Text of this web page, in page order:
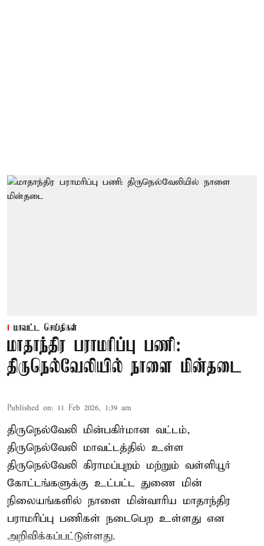
மாவட்ட செய்திகள்
மாதாந்திர பராமரிப்பு பணி:
திருநெல்வேலியில் நாளை மின்தடை
Published on: 11 Feb 2026, 1:39 am
திருநெல்வேலி மின்பகிர்மான வட்டம்,
திருநெல்வேலி மாவட்டத்தில் உள்ள
திருநெல்வேலி கிராமப்புறம் மற்றும் வள்ளியூர்
கோட்டங்களுக்கு உட்பட்ட துணை மின்
நிலையங்களில் நாளை மின்வாரிய மாதாந்திர
பராமரிப்பு பணிகள் நடைபெற உள்ளது என
அறிவிக்கப்பட்டுள்ளது.